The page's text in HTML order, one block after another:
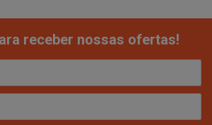
receber nossas ofertas!